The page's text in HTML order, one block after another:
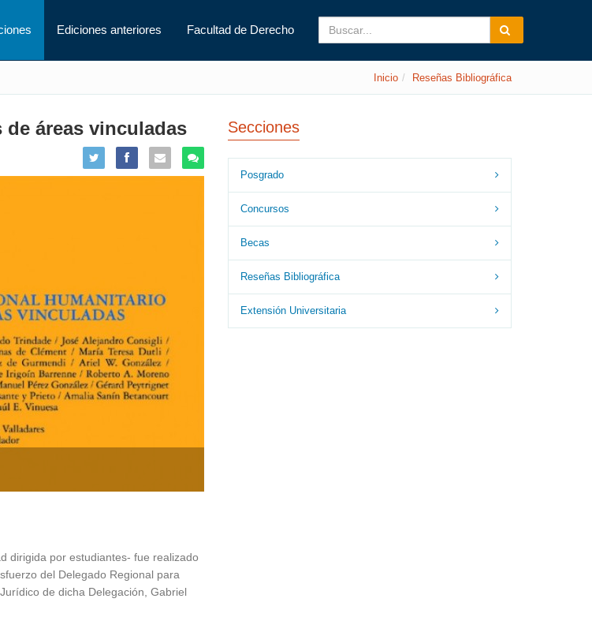
Ediciones anteriores Facultad de Derecho
Inicio Reseñas Bibliográfica
áreas vinculadas
dirigida por estudiantes- fue realizado
del Delegado Regional para
de dicha Delegación, Gabriel
Secciones
Posgrado
Concursos
Becas
Reseñas Bibliográfica
Extensión Universitaria